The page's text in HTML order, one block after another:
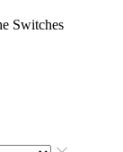
Switches